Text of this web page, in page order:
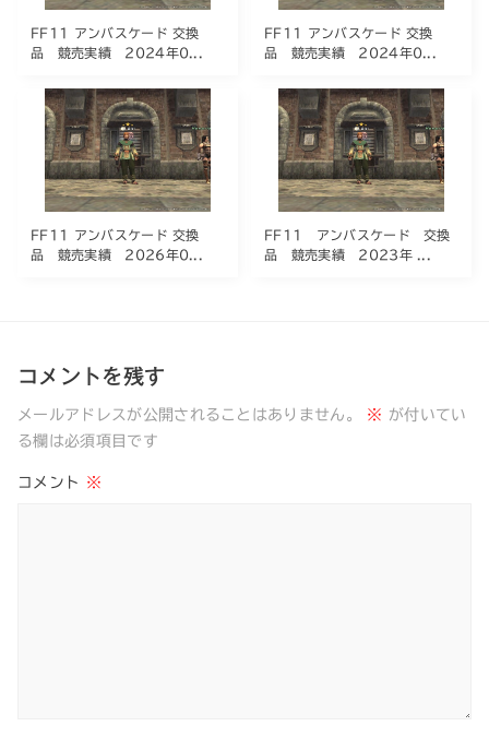
FF11 アンバスケード 交換
品 競売実績 2024年0...
FF11 アンバスケード 交換
品 競売実績 2024年0...
FF11 アンバスケード 交換
品 競売実績 2026年0...
FF11 アンバスケード 交換
品 競売実績 2023年 ...
コメントを残す
メールアドレスが公開されることはありません。 ※ が付いてい
る欄は必須項目です
コメント ※